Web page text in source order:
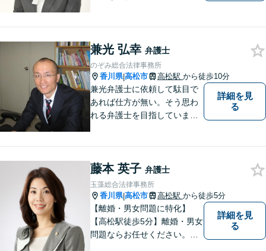
頂ける事件解決を目指して参
ります。【当日／夜間／休日
対応可】お気軽にご相談くだ
さい。
兼光 弘幸 弁護士
のぞみ総合法律事務所
香川県|高松市 高松駅 から徒歩10分
兼光弁護士に依頼して駄目で
あれば仕方が無い。そう思わ
れる弁護士を目指していま
詳細を見
る
藤本 英子 弁護士
玉藻総合法律事務所
香川県|高松市 高松駅 から徒歩5分
【離婚・男女問題に特化】
【高松駅徒歩5分】離婚・男女
問題ならお任せください。相
詳細を見
る